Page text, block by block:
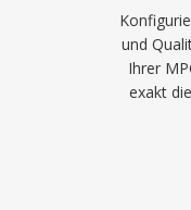
für den Kauf
wurde. Die
bedeutet, dass
Dateien von
und
Ihrer
exakt